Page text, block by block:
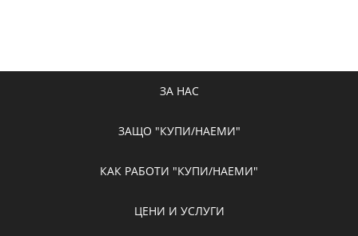
ЗА НАС
ЗАЩО "КУПИ/НАЕМИ"
КАК РАБОТИ "КУПИ/НАЕМИ"
ЦЕНИ И УСЛУГИ